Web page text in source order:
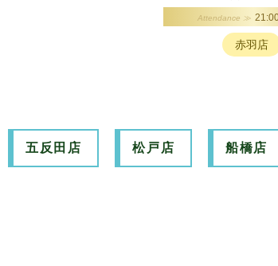
Attendance ≫
赤羽店
五反田店 松戸店 船橋店